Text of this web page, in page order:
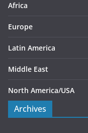
s
Africa
Europe
Latin America
Middle East
North America/USA
Archives